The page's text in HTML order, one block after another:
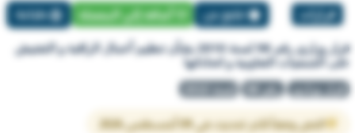
قرارات تبليغ عن أضافة إلي المفضلة طباعة
قرار وزاري رقم 98 لسنة 2010 بشأن تنظيم أعمال الراقبة و التفتيش
على الجمعيات التعاونية و اتحاداتها
قرار وزاري رقم 98 لسنة 2010
النص وفقاً لآخر تحديث في 09 أغسطس 2026